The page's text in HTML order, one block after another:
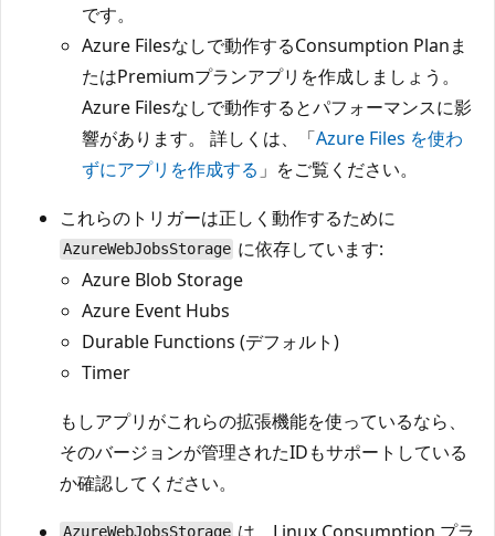
です。
Azure Filesなしで動作するConsumption Planま
たはPremiumプランアプリを作成しましょう。
Azure Filesなしで動作するとパフォーマンスに影
響があります。 詳しくは、「Azure Files を使わ
ずにアプリを作成する 」をご覧ください。
これらのトリガーは正しく動作するために
AzureWebJobsStorage に依存しています:
Azure Blob Storage
Azure Event Hubs
Durable Functions (デフォルト)
Timer
もしアプリがこれらの拡張機能を使っているなら、
そのバージョンが管理されたIDもサポートしている
か確認してください。
AzureWebJobsStorage は、Linux Consumption プラ